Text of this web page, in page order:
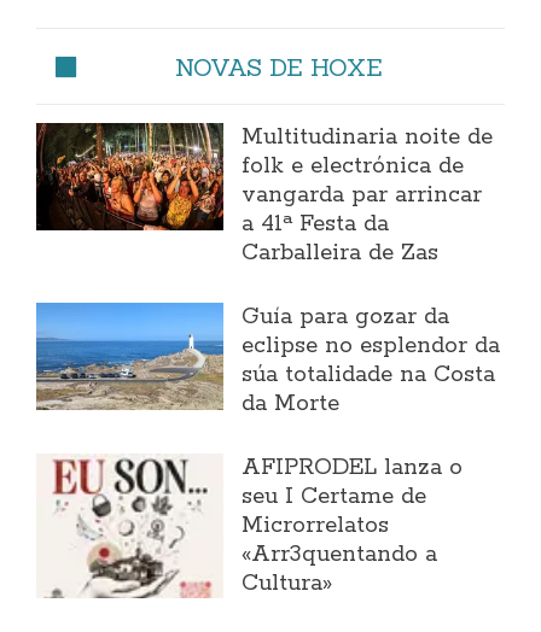
NOVAS DE HOXE
Multitudinaria noite de
folk e electrónica de
vangarda par arrincar
a 41ª Festa da
Carballeira de Zas
Guía para gozar da
eclipse no esplendor da
súa totalidade na Costa
da Morte
AFIPRODEL lanza o
seu I Certame de
Microrrelatos
«Arr3quentando a
Cultura»